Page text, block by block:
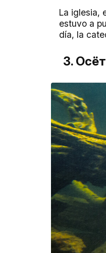
La iglesia,
estuvo a
día, la
3.